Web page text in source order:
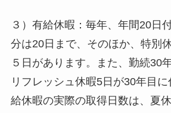
３）有給休暇：毎年、年間20日
分は20日まで、そのほか、特別
５日があります。また、勤続30
リフレッシュ休暇5日が30年目
給休暇の実際の取得日数は、夏